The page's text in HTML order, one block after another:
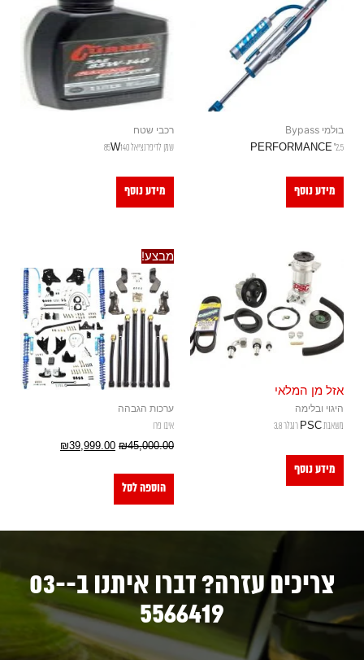
בולמי Bypass
2.5" PERFORMANCE
מידע נוסף
רכבי שטח
שמן לדיפרנציאל 85W140
מידע נוסף
אזל מן המלאי
היגוי ובלימה
משאבת PSC רנגלר 3.8
מידע נוסף
מבצע!
ערכות הגבהה
איבו פרו
₪45,000.00
₪39,999.00
הוספה לסל
צריכים עזרה? דברו איתנו ב-03-
5566419